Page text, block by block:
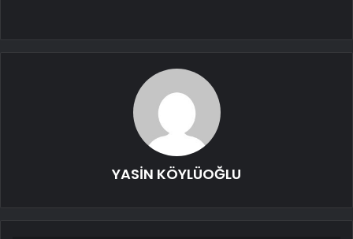
YASİN KÖYLÜOĞLU